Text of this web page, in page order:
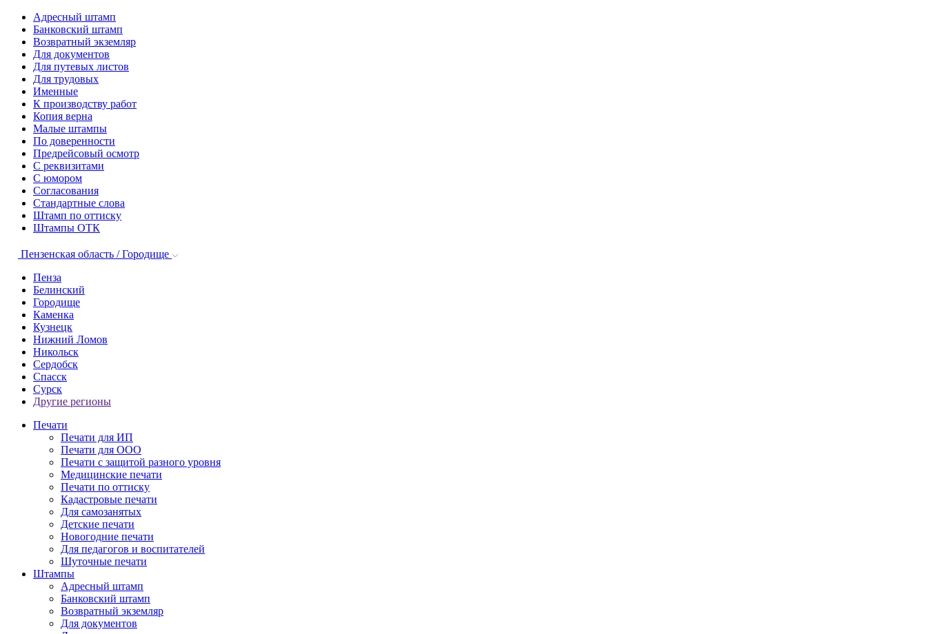
Адресный штамп
Банковский штамп
Возвратный экземляр
Для документов
Для путевых листов
Для трудовых
Именные
К производству работ
Копия верна
Малые штампы
По доверенности
Предрейсовый осмотр
С реквизитами
С юмором
Согласования
Стандартные слова
Штамп по оттиску
Штампы ОТК
Пензенская область / Городище
Пенза
Белинский
Городище
Каменка
Кузнецк
Нижний Ломов
Никольск
Сердобск
Спасск
Сурск
Другие регионы
Печати
Печати для ИП
Печати для ООО
Печати с защитой разного уровня
Медицинские печати
Печати по оттиску
Кадастровые печати
Для самозанятых
Детские печати
Новогодние печати
Для педагогов и воспитателей
Шуточные печати
Штампы
Адресный штамп
Банковский штамп
Возвратный экземляр
Для документов